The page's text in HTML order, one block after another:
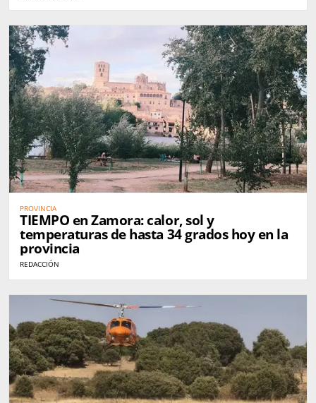
PROVINCIA
TIEMPO en Zamora: calor, sol y
temperaturas de hasta 34 grados hoy en la
provincia
REDACCIÓN